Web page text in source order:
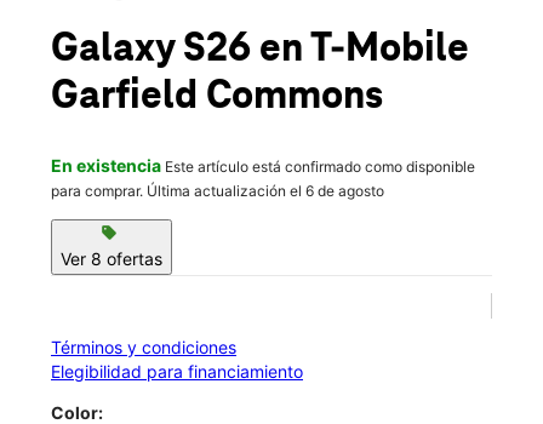
location_on
206 Passaic St Garfield, NJ 07026
Galaxy S26 en T-Mobile
Garfield Commons
En existencia Este artículo está confirmado como disponible
para comprar. Última actualización el 6 de agosto
sell
Ver 8 ofertas
Términos y condiciones
Elegibilidad para financiamiento
Color: